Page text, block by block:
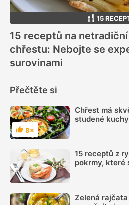
15
15 receptů na
chřestu: Nebojte se
surovinami
Přečtěte si
Hodnocení
8×
Chřest má
studené
15 receptů z
pokrmy, které
Zelená